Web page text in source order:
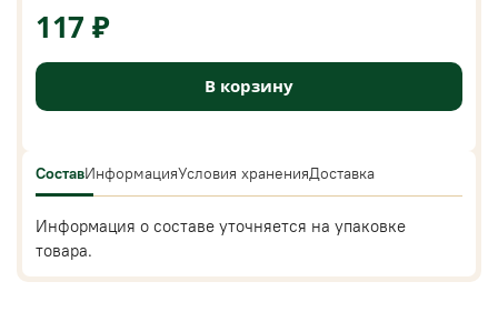
117 ₽
В корзину
СоставИнформацияУсловия храненияДоставка
Информация о составе уточняется на упаковке
товара.